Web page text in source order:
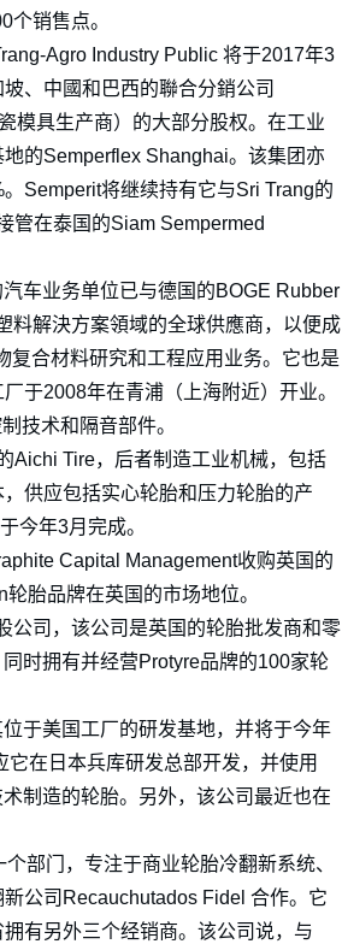
销售点。
Agro Industry Public 将于2017年3
、中國和巴西的聯合分銷公司
模具生产商）的大部分股权。在工业
的Semperflex Shanghai。该集团亦
Semperit将继续持有它与Sri Trang的
管在泰国的Siam Sempermed
车业务单位已与德国的BOGE Rubber
料解決方案領域的全球供應商，以便成
复合材料研究和工程应用业务。它也是
于2008年在青浦（上海附近）开业。
技术和隔音部件。
Aichi Tire，后者制造工业机械，包括
供应包括实心轮胎和压力轮胎的产
今年3月完成。
Capital Management收购英国的
胎品牌在英国的市场地位。
公司，该公司是英国的轮胎批发商和零
时拥有并经营Protyre品牌的100家轮
于美国工厂的研发基地，并将于今年
在日本兵库研发总部开发，并使用
制造的轮胎。另外，该公司最近也在
部门，专注于商业轮胎冷翻新系统、
公司Recauchutados Fidel 合作。它
有另外三个经销商。该公司说，与